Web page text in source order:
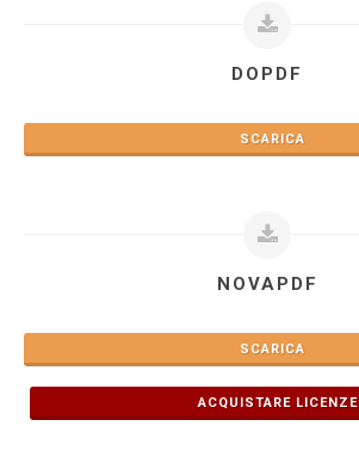
DOPDF
SCARICA
NOVAPDF
SCARICA
ACQUISTARE LICENZE